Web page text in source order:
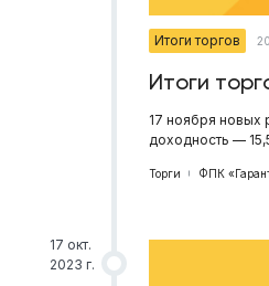
Итоги торгов
Итоги
17 ноября новых
доходность —
Торги ФПК
17 окт.
2023 г.